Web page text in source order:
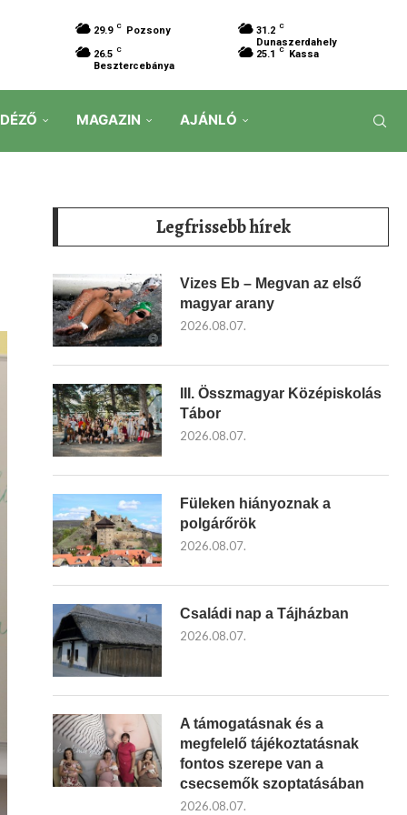
29.9 C Pozsony 31.2 C
Dunaszerdahely
26.5 C
Besztercebánya
25.1 C Kassa
MAGAZIN AJÁNLÓ
Legfrissebb hírek
Vizes Eb – Megvan az első
magyar arany
2026.08.07.
III. Összmagyar Középiskolás
Tábor
2026.08.07.
Füleken hiányoznak a
polgárőrök
2026.08.07.
Családi nap a Tájházban
2026.08.07.
A támogatásnak és a
megfelelő tájékoztatásnak
fontos szerepe van a
csecsemők szoptatásában
2026.08.07.